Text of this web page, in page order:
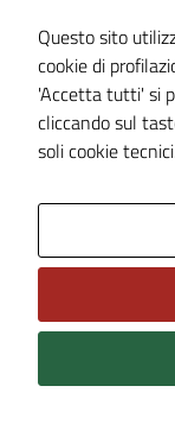
Cookie Policy
Note legali
Dichiarazione di
Piano di
Questo sito
cookie di
'Accetta tutti' si
cliccando sul
soli cookie